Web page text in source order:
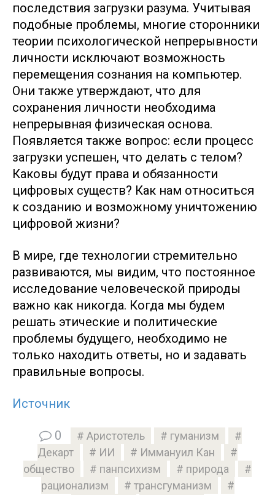
последствия загрузки разума. Учитывая
подобные проблемы, многие сторонники
теории психологической непрерывности
личности исключают возможность
перемещения сознания на компьютер.
Они также утверждают, что для
сохранения личности необходима
непрерывная физическая основа.
Появляется также вопрос: если процесс
загрузки успешен, что делать с телом?
Каковы будут права и обязанности
цифровых существ? Как нам относиться
к созданию и возможному уничтожению
цифровой жизни?
В мире, где технологии стремительно
развиваются, мы видим, что постоянное
исследование человеческой природы
важно как никогда. Когда мы будем
решать этические и политические
проблемы будущего, необходимо не
только находить ответы, но и задавать
правильные вопросы.
Источник
0 Аристотель
гуманизм
Декарт
ИИ
Иммануил Кан
общество
панпсихизм
природа
рационализм
трансгуманизм